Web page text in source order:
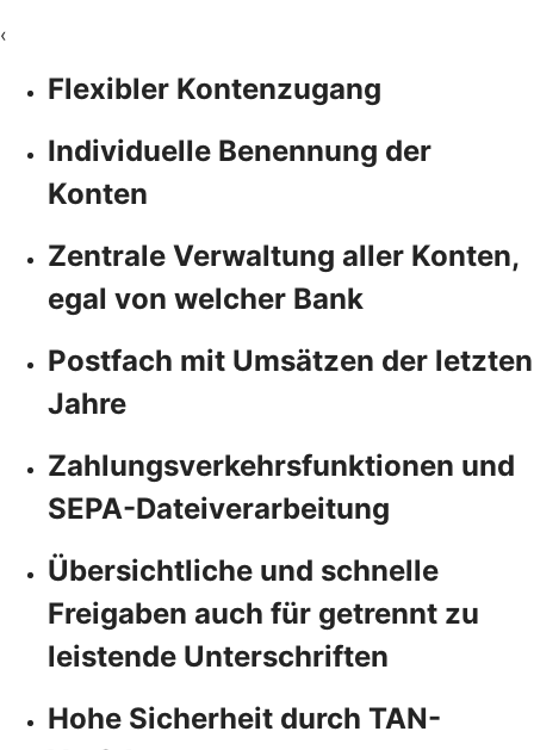
‹
Flexibler Kontenzugang
Individuelle Benennung der
Konten
Zentrale Verwaltung aller Konten,
egal von welcher Bank
Postfach mit Umsätzen der letzten
Jahre
Zahlungsverkehrsfunktionen und
SEPA-Dateiverarbeitung
Übersichtliche und schnelle
Freigaben auch für getrennt zu
leistende Unterschriften
Hohe Sicherheit durch TAN-